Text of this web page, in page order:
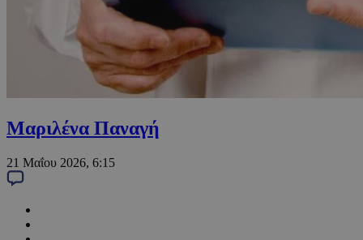
Μαριλένα Παναγή
21 Μαΐου 2026, 6:15